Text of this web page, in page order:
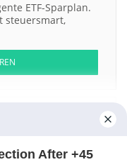
ETF-Sparplan.
steuersmart,
After +45